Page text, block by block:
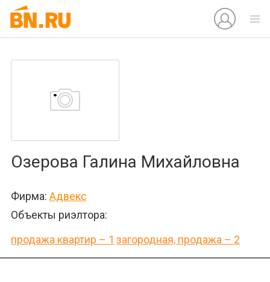
Озерова Галина Михайловна
Фирма: Адвекс
Объекты риэлтора:
продажа квартир – 1 загородная, продажа – 2